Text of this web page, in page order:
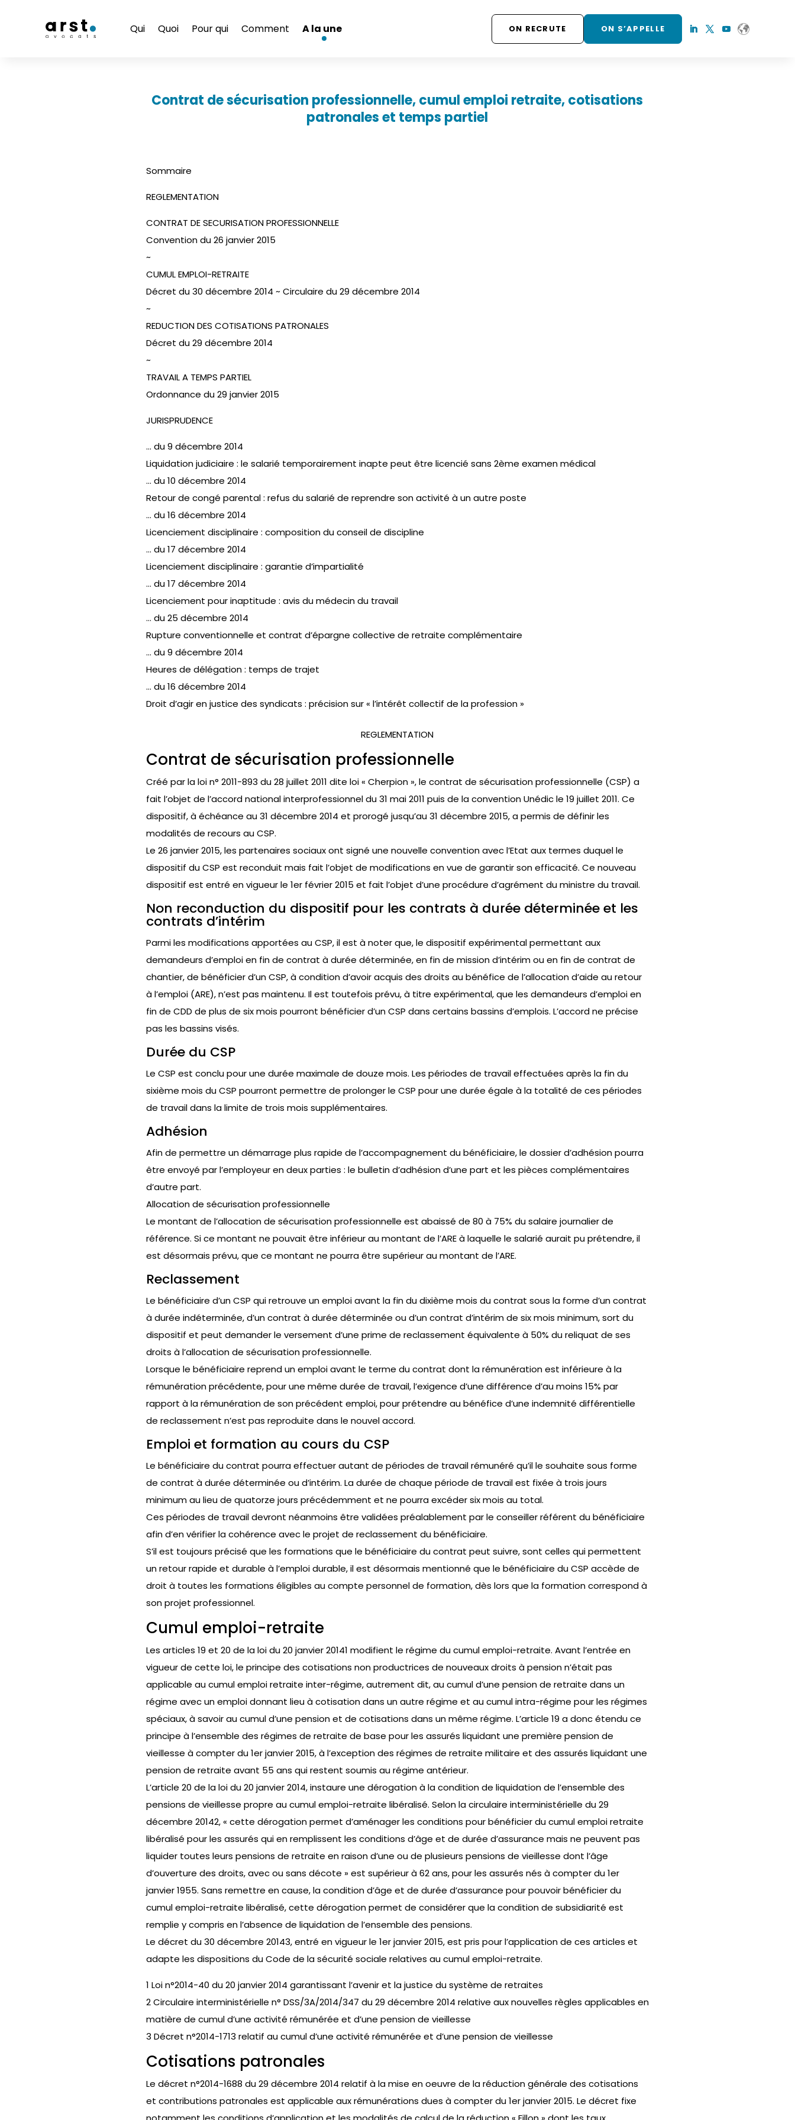
Qui Quoi Pour qui Comment A la une ON RECRUTE ON S’APPELLE
Contrat de sécurisation professionnelle, cumul emploi retraite, cotisations
patronales et temps partiel
Sommaire
REGLEMENTATION
CONTRAT DE SECURISATION PROFESSIONNELLE
Convention du 26 janvier 2015
~
CUMUL EMPLOI-RETRAITE
Décret du 30 décembre 2014 ~ Circulaire du 29 décembre 2014
~
REDUCTION DES COTISATIONS PATRONALES
Décret du 29 décembre 2014
~
TRAVAIL A TEMPS PARTIEL
Ordonnance du 29 janvier 2015
JURISPRUDENCE
… du 9 décembre 2014
Liquidation judiciaire : le salarié temporairement inapte peut être licencié sans 2ème examen médical
… du 10 décembre 2014
Retour de congé parental : refus du salarié de reprendre son activité à un autre poste
… du 16 décembre 2014
Licenciement disciplinaire : composition du conseil de discipline
… du 17 décembre 2014
Licenciement disciplinaire : garantie d’impartialité
… du 17 décembre 2014
Licenciement pour inaptitude : avis du médecin du travail
… du 25 décembre 2014
Rupture conventionnelle et contrat d’épargne collective de retraite complémentaire
… du 9 décembre 2014
Heures de délégation : temps de trajet
… du 16 décembre 2014
Droit d’agir en justice des syndicats : précision sur « l’intérêt collectif de la profession »
REGLEMENTATION
Contrat de sécurisation professionnelle
Créé par la loi n° 2011-893 du 28 juillet 2011 dite loi « Cherpion », le contrat de sécurisation professionnelle (CSP) a
fait l’objet de l’accord national interprofessionnel du 31 mai 2011 puis de la convention Unédic le 19 juillet 2011. Ce
dispositif, à échéance au 31 décembre 2014 et prorogé jusqu’au 31 décembre 2015, a permis de définir les
modalités de recours au CSP.
Le 26 janvier 2015, les partenaires sociaux ont signé une nouvelle convention avec l’Etat aux termes duquel le
dispositif du CSP est reconduit mais fait l’objet de modifications en vue de garantir son efficacité. Ce nouveau
dispositif est entré en vigueur le 1er février 2015 et fait l’objet d’une procédure d’agrément du ministre du travail.
Non reconduction du dispositif pour les contrats à durée déterminée et les
contrats d’intérim
Parmi les modifications apportées au CSP, il est à noter que, le dispositif expérimental permettant aux
demandeurs d’emploi en fin de contrat à durée déterminée, en fin de mission d’intérim ou en fin de contrat de
chantier, de bénéficier d’un CSP, à condition d’avoir acquis des droits au bénéfice de l’allocation d’aide au retour
à l’emploi (ARE), n’est pas maintenu. Il est toutefois prévu, à titre expérimental, que les demandeurs d’emploi en
fin de CDD de plus de six mois pourront bénéficier d’un CSP dans certains bassins d’emplois. L’accord ne précise
pas les bassins visés.
Durée du CSP
Le CSP est conclu pour une durée maximale de douze mois. Les périodes de travail effectuées après la fin du
sixième mois du CSP pourront permettre de prolonger le CSP pour une durée égale à la totalité de ces périodes
de travail dans la limite de trois mois supplémentaires.
Adhésion
Afin de permettre un démarrage plus rapide de l’accompagnement du bénéficiaire, le dossier d’adhésion pourra
être envoyé par l’employeur en deux parties : le bulletin d’adhésion d’une part et les pièces complémentaires
d’autre part.
Allocation de sécurisation professionnelle
Le montant de l’allocation de sécurisation professionnelle est abaissé de 80 à 75% du salaire journalier de
référence. Si ce montant ne pouvait être inférieur au montant de l’ARE à laquelle le salarié aurait pu prétendre, il
est désormais prévu, que ce montant ne pourra être supérieur au montant de l’ARE.
Reclassement
Le bénéficiaire d’un CSP qui retrouve un emploi avant la fin du dixième mois du contrat sous la forme d’un contrat
à durée indéterminée, d’un contrat à durée déterminée ou d’un contrat d’intérim de six mois minimum, sort du
dispositif et peut demander le versement d’une prime de reclassement équivalente à 50% du reliquat de ses
droits à l’allocation de sécurisation professionnelle.
Lorsque le bénéficiaire reprend un emploi avant le terme du contrat dont la rémunération est inférieure à la
rémunération précédente, pour une même durée de travail, l’exigence d’une différence d’au moins 15% par
rapport à la rémunération de son précédent emploi, pour prétendre au bénéfice d’une indemnité différentielle
de reclassement n’est pas reproduite dans le nouvel accord.
Emploi et formation au cours du CSP
Le bénéficiaire du contrat pourra effectuer autant de périodes de travail rémunéré qu’il le souhaite sous forme
de contrat à durée déterminée ou d’intérim. La durée de chaque période de travail est fixée à trois jours
minimum au lieu de quatorze jours précédemment et ne pourra excéder six mois au total.
Ces périodes de travail devront néanmoins être validées préalablement par le conseiller référent du bénéficiaire
afin d’en vérifier la cohérence avec le projet de reclassement du bénéficiaire.
S’il est toujours précisé que les formations que le bénéficiaire du contrat peut suivre, sont celles qui permettent
un retour rapide et durable à l’emploi durable, il est désormais mentionné que le bénéficiaire du CSP accède de
droit à toutes les formations éligibles au compte personnel de formation, dès lors que la formation correspond à
son projet professionnel.
Cumul emploi-retraite
Les articles 19 et 20 de la loi du 20 janvier 20141 modifient le régime du cumul emploi-retraite. Avant l’entrée en
vigueur de cette loi, le principe des cotisations non productrices de nouveaux droits à pension n’était pas
applicable au cumul emploi retraite inter-régime, autrement dit, au cumul d’une pension de retraite dans un
régime avec un emploi donnant lieu à cotisation dans un autre régime et au cumul intra-régime pour les régimes
spéciaux, à savoir au cumul d’une pension et de cotisations dans un même régime. L’article 19 a donc étendu ce
principe à l’ensemble des régimes de retraite de base pour les assurés liquidant une première pension de
vieillesse à compter du 1er janvier 2015, à l’exception des régimes de retraite militaire et des assurés liquidant une
pension de retraite avant 55 ans qui restent soumis au régime antérieur.
L’article 20 de la loi du 20 janvier 2014, instaure une dérogation à la condition de liquidation de l’ensemble des
pensions de vieillesse propre au cumul emploi-retraite libéralisé. Selon la circulaire interministérielle du 29
décembre 20142, « cette dérogation permet d’aménager les conditions pour bénéficier du cumul emploi retraite
libéralisé pour les assurés qui en remplissent les conditions d’âge et de durée d’assurance mais ne peuvent pas
liquider toutes leurs pensions de retraite en raison d’une ou de plusieurs pensions de vieillesse dont l’âge
d’ouverture des droits, avec ou sans décote » est supérieur à 62 ans, pour les assurés nés à compter du 1er
janvier 1955. Sans remettre en cause, la condition d’âge et de durée d’assurance pour pouvoir bénéficier du
cumul emploi-retraite libéralisé, cette dérogation permet de considérer que la condition de subsidiarité est
remplie y compris en l’absence de liquidation de l’ensemble des pensions.
Le décret du 30 décembre 20143, entré en vigueur le 1er janvier 2015, est pris pour l’application de ces articles et
adapte les dispositions du Code de la sécurité sociale relatives au cumul emploi-retraite.
1 Loi n°2014-40 du 20 janvier 2014 garantissant l’avenir et la justice du système de retraites
2 Circulaire interministérielle n° DSS/3A/2014/347 du 29 décembre 2014 relative aux nouvelles règles applicables en
matière de cumul d’une activité rémunérée et d’une pension de vieillesse
3 Décret n°2014-1713 relatif au cumul d’une activité rémunérée et d’une pension de vieillesse
Cotisations patronales
Le décret n°2014-1688 du 29 décembre 2014 relatif à la mise en oeuvre de la réduction générale des cotisations
et contributions patronales est applicable aux rémunérations dues à compter du 1er janvier 2015. Le décret fixe